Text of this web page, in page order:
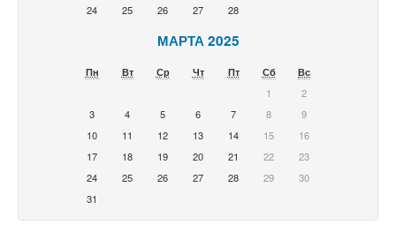
24
25 26 27 28
МАРТА 2025
Пн Вт Ср Чт Пт Сб
Вс
1
2
3
4 5 6 7 8
9
10
11 12 13 14 15
16
17
18 19 20 21 22
23
24
25 26 27 28 29
30
31